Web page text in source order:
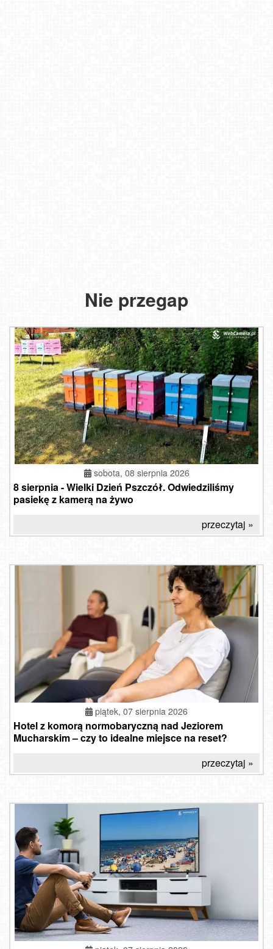
Nie przegap
sobota, 08 sierpnia 2026
8 sierpnia - Wielki Dzień Pszczół. Odwiedziliśmy
pasiekę z kamerą na żywo
przeczytaj »
piątek, 07 sierpnia 2026
Hotel z komorą normobaryczną nad Jeziorem
Mucharskim – czy to idealne miejsce na reset?
przeczytaj »